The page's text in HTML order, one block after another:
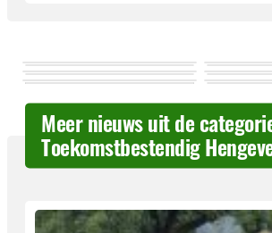
Meer nieuws uit de
Toekomstbestendig